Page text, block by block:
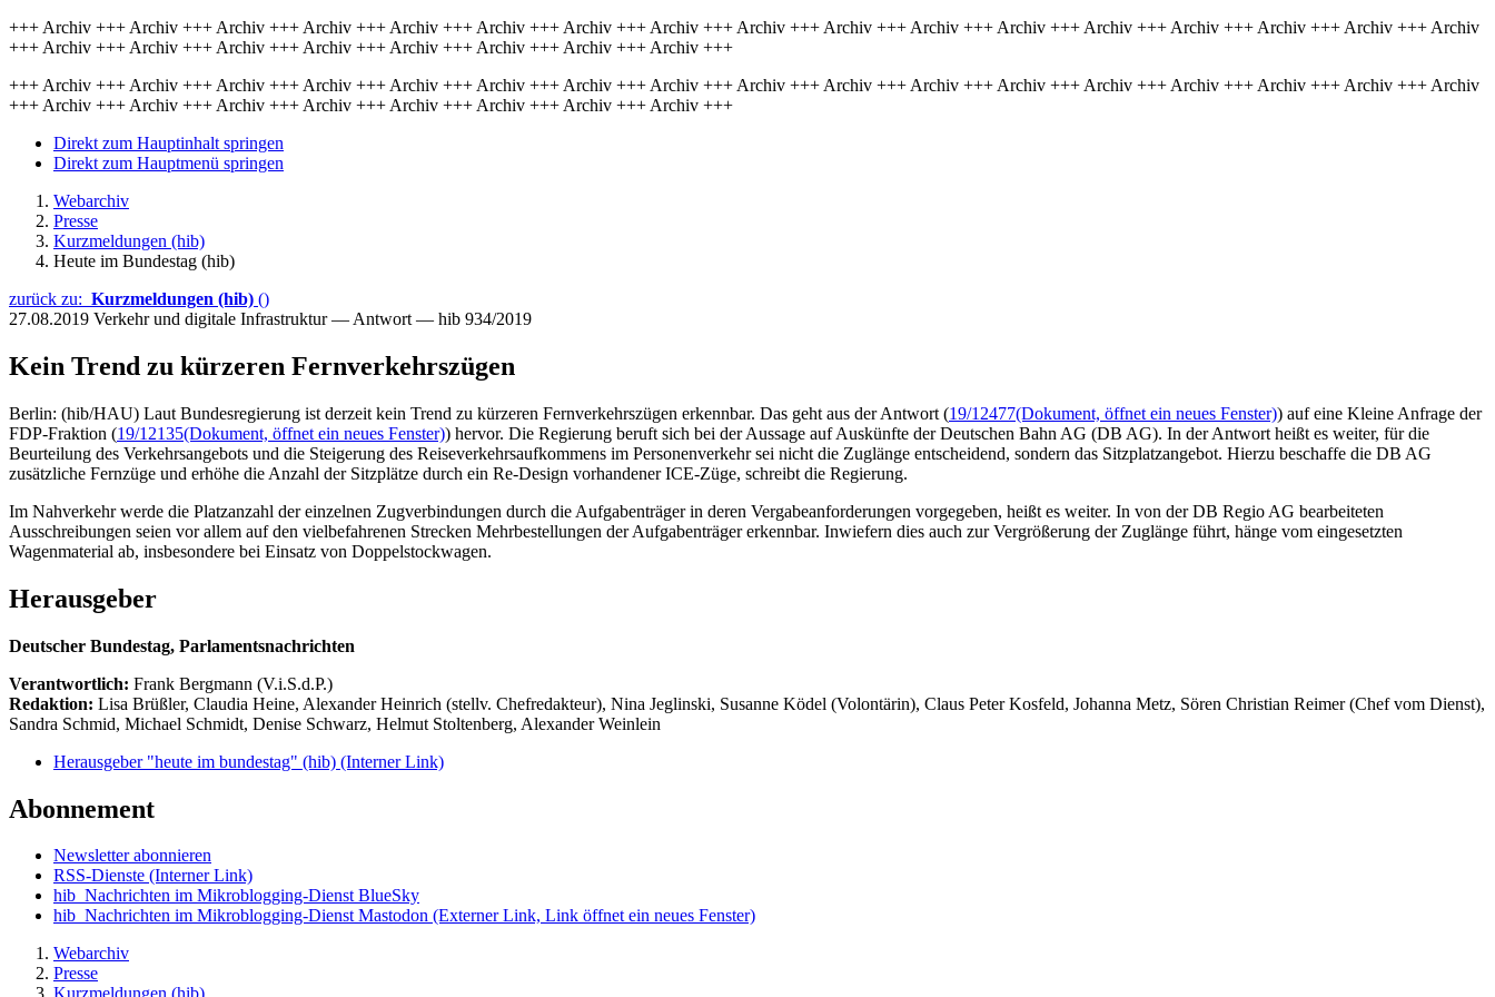
+++ Archiv +++ Archiv +++ Archiv +++ Archiv +++ Archiv +++ Archiv +++ Archiv +++ Archiv +++ Archiv +++ Archiv +++ Archiv +++ Archiv +++ Archiv +++ Archiv +++ Archiv +++ Archiv +++ Archiv
+++ Archiv +++ Archiv +++ Archiv +++ Archiv +++ Archiv +++ Archiv +++ Archiv +++ Archiv +++
+++ Archiv +++ Archiv +++ Archiv +++ Archiv +++ Archiv +++ Archiv +++ Archiv +++ Archiv +++ Archiv +++ Archiv +++ Archiv +++ Archiv +++ Archiv +++ Archiv +++ Archiv +++ Archiv +++ Archiv
+++ Archiv +++ Archiv +++ Archiv +++ Archiv +++ Archiv +++ Archiv +++ Archiv +++ Archiv +++
Direkt zum Hauptinhalt springen
Direkt zum Hauptmenü springen
Webarchiv
Presse
Kurzmeldungen (hib)
Heute im Bundestag (hib)
zurück zu: Kurzmeldungen (hib) ()
27.08.2019 Verkehr und digitale Infrastruktur — Antwort — hib 934/2019
Kein Trend zu kürzeren Fernverkehrszügen
Berlin: (hib/HAU) Laut Bundesregierung ist derzeit kein Trend zu kürzeren Fernverkehrszügen erkennbar. Das geht aus der Antwort (19/12477(Dokument, öffnet ein neues Fenster)) auf eine Kleine Anfrage der
FDP-Fraktion (19/12135(Dokument, öffnet ein neues Fenster)) hervor. Die Regierung beruft sich bei der Aussage auf Auskünfte der Deutschen Bahn AG (DB AG). In der Antwort heißt es weiter, für die
Beurteilung des Verkehrsangebots und die Steigerung des Reiseverkehrsaufkommens im Personenverkehr sei nicht die Zuglänge entscheidend, sondern das Sitzplatzangebot. Hierzu beschaffe die DB AG
zusätzliche Fernzüge und erhöhe die Anzahl der Sitzplätze durch ein Re-Design vorhandener ICE-Züge, schreibt die Regierung.
Im Nahverkehr werde die Platzanzahl der einzelnen Zugverbindungen durch die Aufgabenträger in deren Vergabeanforderungen vorgegeben, heißt es weiter. In von der DB Regio AG bearbeiteten
Ausschreibungen seien vor allem auf den vielbefahrenen Strecken Mehrbestellungen der Aufgabenträger erkennbar. Inwiefern dies auch zur Vergrößerung der Zuglänge führt, hänge vom eingesetzten
Wagenmaterial ab, insbesondere bei Einsatz von Doppelstockwagen.
Herausgeber
Deutscher Bundestag, Parlamentsnachrichten
Verantwortlich: Frank Bergmann (V.i.S.d.P.)
Redaktion: Lisa Brüßler, Claudia Heine, Alexander Heinrich (stellv. Chefredakteur), Nina Jeglinski, Susanne Ködel (Volontärin), Claus Peter Kosfeld, Johanna Metz, Sören Christian Reimer (Chef vom Dienst),
Sandra Schmid, Michael Schmidt, Denise Schwarz, Helmut Stoltenberg, Alexander Weinlein
Herausgeber "heute im bundestag" (hib) (Interner Link)
Abonnement
Newsletter abonnieren
RSS-Dienste (Interner Link)
hib_Nachrichten im Mikroblogging-Dienst BlueSky
hib_Nachrichten im Mikroblogging-Dienst Mastodon (Externer Link, Link öffnet ein neues Fenster)
Webarchiv
Presse